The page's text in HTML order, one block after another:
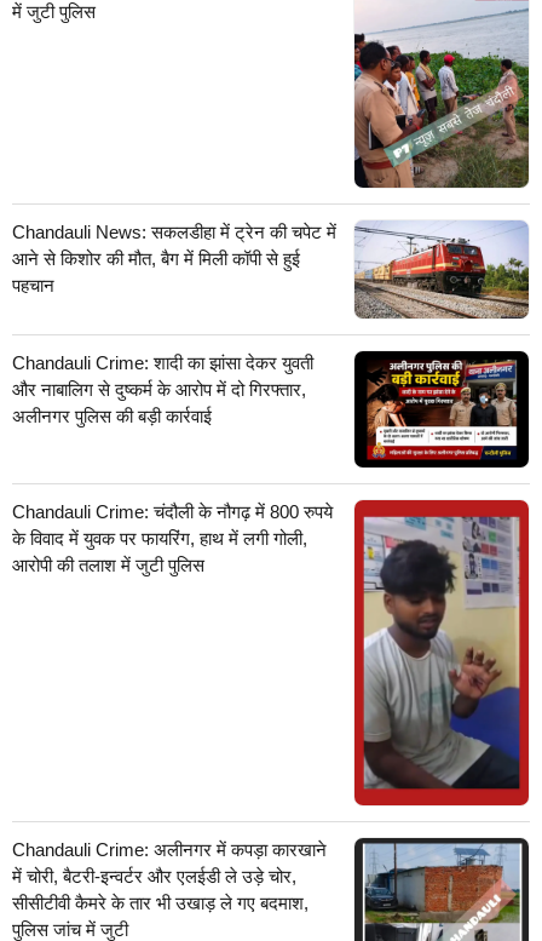
में जुटी पुलिस
Chandauli News: सकलडीहा में ट्रेन की चपेट में
आने से किशोर की मौत, बैग में मिली कॉपी से हुई
पहचान
Chandauli Crime: शादी का झांसा देकर युवती
और नाबालिग से दुष्कर्म के आरोप में दो गिरफ्तार,
अलीनगर पुलिस की बड़ी कार्रवाई
Chandauli Crime: चंदौली के नौगढ़ में 800 रुपये
के विवाद में युवक पर फायरिंग, हाथ में लगी गोली,
आरोपी की तलाश में जुटी पुलिस
Chandauli Crime: अलीनगर में कपड़ा कारखाने
में चोरी, बैटरी-इन्वर्टर और एलईडी ले उड़े चोर,
सीसीटीवी कैमरे के तार भी उखाड़ ले गए बदमाश,
पुलिस जांच में जुटी